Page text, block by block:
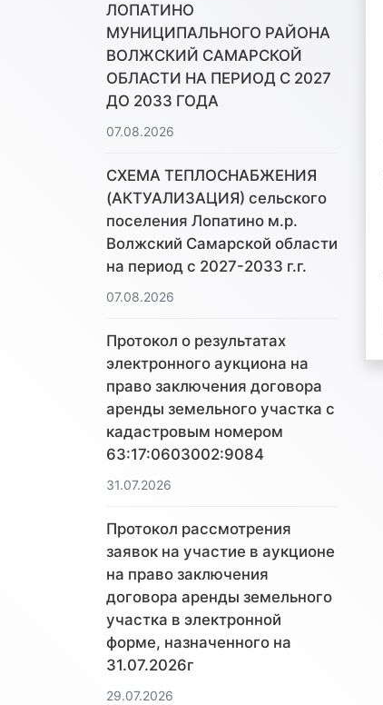
ЛОПАТИНО
МУНИЦИПАЛЬНОГО РАЙОНА
ВОЛЖСКИЙ САМАРСКОЙ
ОБЛАСТИ НА ПЕРИОД С 2027
ДО 2033 ГОДА
07.08.2026
СХЕМА ТЕПЛОСНАБЖЕНИЯ
(АКТУАЛИЗАЦИЯ) сельского
поселения Лопатино м.р.
Волжский Самарской области
на период с 2027-2033 г.г.
07.08.2026
Протокол о результатах
электронного аукциона на
право заключения договора
аренды земельного участка с
кадастровым номером
63:17:0603002:9084
31.07.2026
Протокол рассмотрения
заявок на участие в аукционе
на право заключения
договора аренды земельного
участка в электронной
форме, назначенного на
31.07.2026г
29.07.2026